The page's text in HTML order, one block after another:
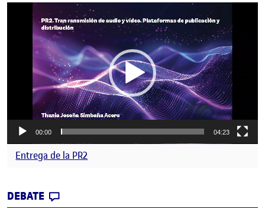
Reproductor
00:00 04:23
Entrega de la PR2
DEBATE